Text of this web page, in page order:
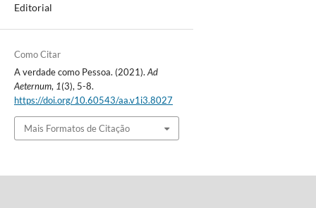
Editorial
Como Citar
A verdade como Pessoa. (2021). Ad
Aeternum, 1(3), 5-8.
https://doi.org/10.60543/aa.v1i3.8027
Mais Formatos de Citação